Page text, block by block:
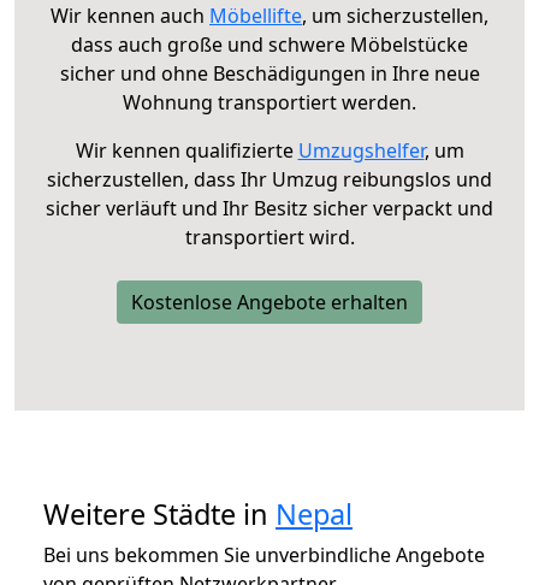
Wir kennen auch Möbellifte, um sicherzustellen,
dass auch große und schwere Möbelstücke
sicher und ohne Beschädigungen in Ihre neue
Wohnung transportiert werden.
Wir kennen qualifizierte Umzugshelfer, um
sicherzustellen, dass Ihr Umzug reibungslos und
sicher verläuft und Ihr Besitz sicher verpackt und
transportiert wird.
Kostenlose Angebote erhalten
Weitere Städte in Nepal
Bei uns bekommen Sie unverbindliche Angebote